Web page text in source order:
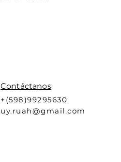
Contáctanos
+(598)99295630
uy.ruah@gmail.com